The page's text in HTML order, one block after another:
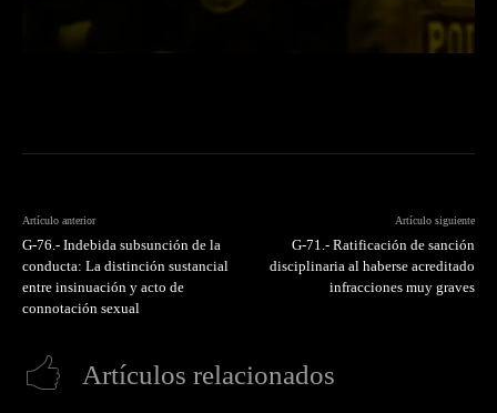
Artículo anterior
G-76.- Indebida subsunción de la
conducta: La distinción sustancial
entre insinuación y acto de
connotación sexual
Artículo siguiente
G-71.- Ratificación de sanción
disciplinaria al haberse acreditado
infracciones muy graves
Artículos relacionados